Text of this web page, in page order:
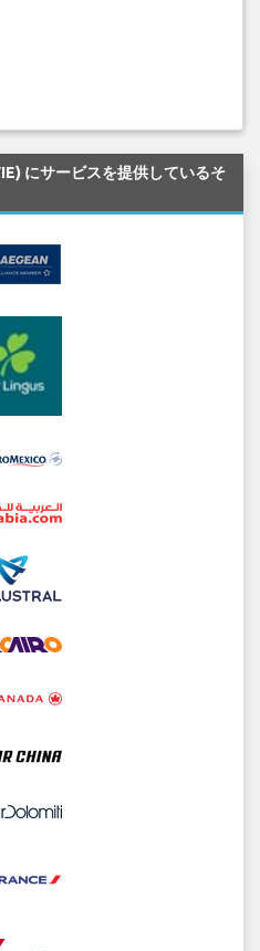
にサービスを提供しているそ